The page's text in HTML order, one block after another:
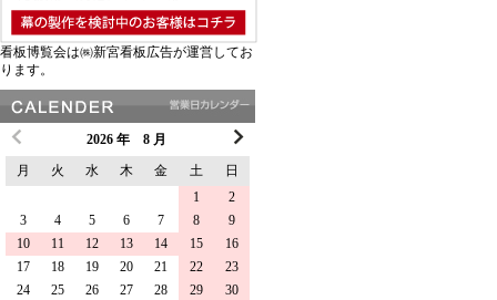
看板博覧会は㈱新宮看板広告が運営してお
ります。
2026 年 8 月
月
火 水 木 金 土
日
1
2
3
4 5 6 7 8
9
10
11 12 13 14 15
16
17
18 19 20 21 22
23
24
25 26 27 28 29
30